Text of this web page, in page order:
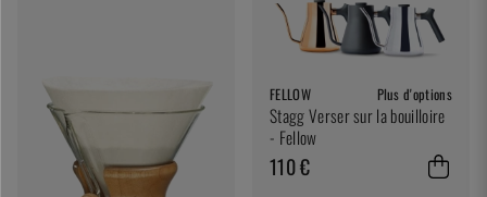
FELLOW Plus d'options
Stagg Verser sur la bouilloire
- Fellow
110 €